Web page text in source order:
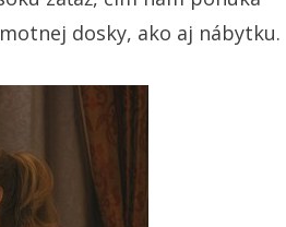
dosky, ako aj nábytku.